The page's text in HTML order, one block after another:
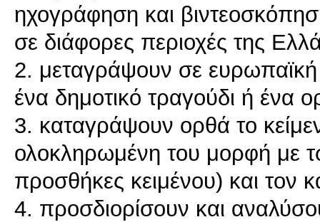
ηχογράφηση και
σε διάφορες περιοχές της
2. μεταγράψουν σε ευρωπαϊκή
ένα δημοτικό τραγούδι ή ένα
3. καταγράψουν ορθά το
ολοκληρωμένη του μορφή με
προσθήκες κειμένου) και τον
4. προσδιορίσουν και